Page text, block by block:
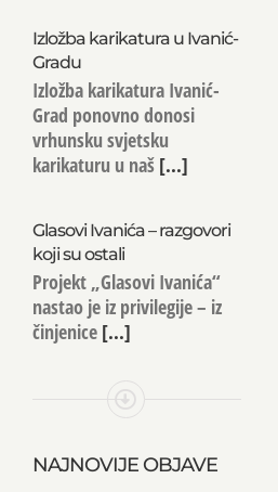
Izložba karikatura u Ivanić-
Gradu
Izložba karikatura Ivanić-
Grad ponovno donosi
vrhunsku svjetsku
karikaturu u naš[...]
Glasovi Ivanića – razgovori
koji su ostali
Projekt „Glasovi Ivanića“
nastao je iz privilegije – iz
činjenice[...]
NAJNOVIJE OBJAVE